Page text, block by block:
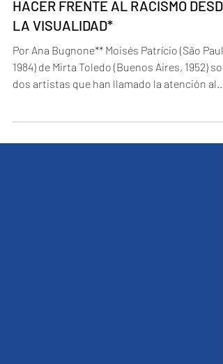
HACER FRENTE AL RACISMO DESDE
LA VISUALIDAD*
Por Ana Bugnone** Moisés Patrício (São
1984) de Mirta Toledo (Buenos Aires, 1952) son